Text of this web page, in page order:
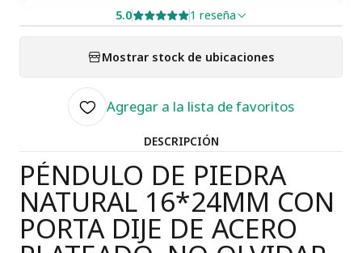
5.0 1 reseña
Mostrar stock de ubicaciones
Agregar a la lista de favoritos
DESCRIPCIÓN
PÉNDULO DE PIEDRA
NATURAL 16*24MM CON
PORTA DIJE DE ACERO